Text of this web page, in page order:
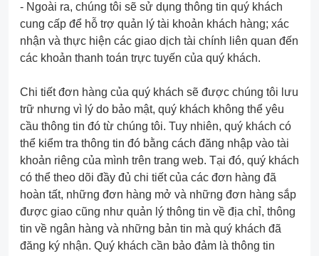
- Ngoài ra, chúng tôi sẽ sử dụng thông tin quý khách
cung cấp để hỗ trợ quản lý tài khoản khách hàng; xác
nhận và thực hiện các giao dịch tài chính liên quan đến
các khoản thanh toán trực tuyến của quý khách.
Chi tiết đơn hàng của quý khách sẽ được chúng tôi lưu
trữ nhưng vì lý do bảo mật, quý khách không thể yêu
cầu thông tin đó từ chúng tôi. Tuy nhiên, quý khách có
thể kiểm tra thông tin đó bằng cách đăng nhập vào tài
khoản riêng của mình trên trang web. Tại đó, quý khách
có thể theo dõi đầy đủ chi tiết của các đơn hàng đã
hoàn tất, những đơn hàng mở và những đơn hàng sắp
được giao cũng như quản lý thông tin về địa chỉ, thông
tin về ngân hàng và những bản tin mà quý khách đã
đăng ký nhận. Quý khách cần bảo đảm là thông tin